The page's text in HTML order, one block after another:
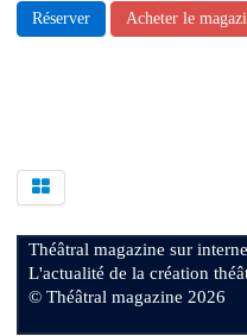
Réserver Acheter le
Théâtral magazine sur
L'actualité de la création
© Théâtral magazine 2026